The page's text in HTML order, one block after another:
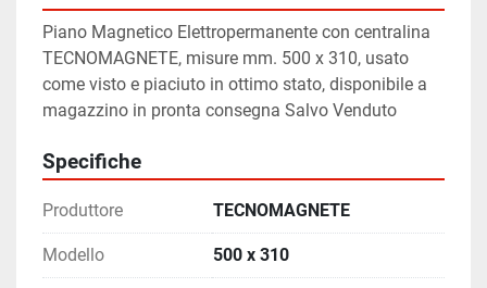
Piano Magnetico Elettropermanente con centralina
TECNOMAGNETE, misure mm. 500 x 310, usato
come visto e piaciuto in ottimo stato, disponibile a
magazzino in pronta consegna Salvo Venduto
Specifiche
Produttore TECNOMAGNETE
Modello 500 x 310